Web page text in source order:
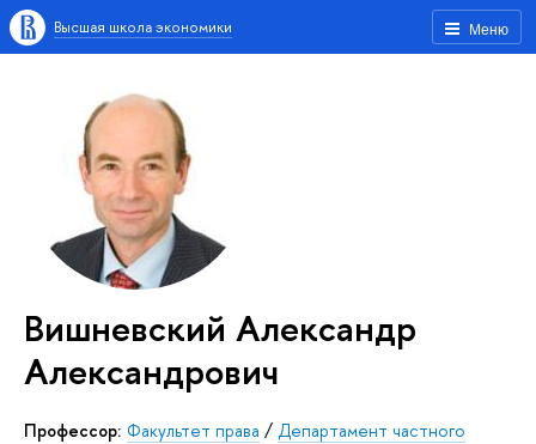
Меню
Высшая школа экономики
Вишневский Александр
Александрович
профессор: Факультет права / Департамент частного